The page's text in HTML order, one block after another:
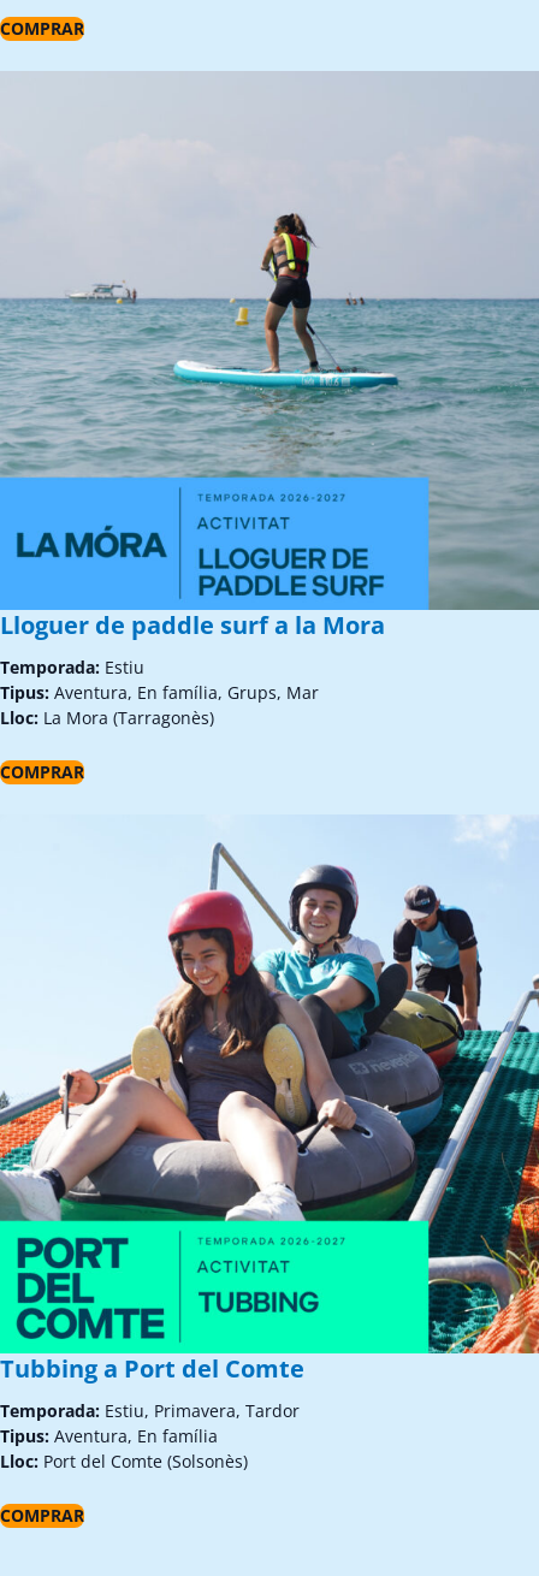
COMPRAR
Lloguer de paddle surf a la Mora
Temporada: Estiu
Tipus: Aventura, En família, Grups, Mar
Lloc: La Mora (Tarragonès)
COMPRAR
Tubbing a Port del Comte
Temporada: Estiu, Primavera, Tardor
Tipus: Aventura, En família
Lloc: Port del Comte (Solsonès)
COMPRAR